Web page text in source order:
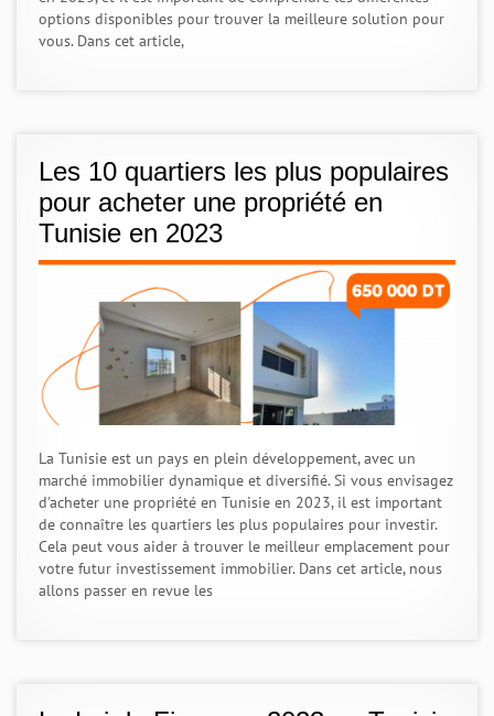
options disponibles pour trouver la meilleure solution pour
vous. Dans cet article,
Les 10 quartiers les plus populaires
pour acheter une propriété en
Tunisie en 2023
La Tunisie est un pays en plein développement, avec un
marché immobilier dynamique et diversifié. Si vous envisagez
d'acheter une propriété en Tunisie en 2023, il est important
de connaître les quartiers les plus populaires pour investir.
Cela peut vous aider à trouver le meilleur emplacement pour
votre futur investissement immobilier. Dans cet article, nous
allons passer en revue les